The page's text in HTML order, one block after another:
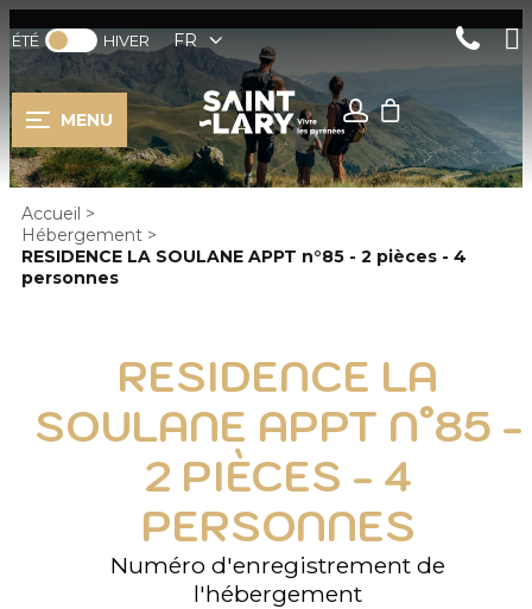
ÉTÉ HIVER FR
MENU
Accueil >
Hébergement >
RESIDENCE LA SOULANE APPT n°85 - 2 pièces - 4
personnes
RESIDENCE LA
SOULANE APPT N°85 -
2 PIÈCES - 4
PERSONNES
Numéro d'enregistrement de
l'hébergement